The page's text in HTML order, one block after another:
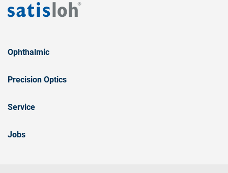
Ophthalmic
Precision Optics
Service
Jobs